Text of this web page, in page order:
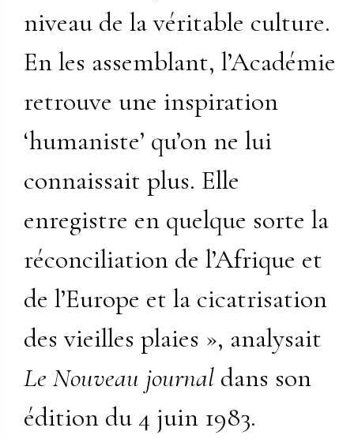
niveau de la véritable culture.
En les assemblant, l’Académie
retrouve une inspiration
‘humaniste’ qu’on ne lui
connaissait plus. Elle
enregistre en quelque sorte la
réconciliation de l’Afrique et
de l’Europe et la cicatrisation
des vieilles plaies », analysait
Le Nouveau journal dans son
édition du 4 juin 1983.